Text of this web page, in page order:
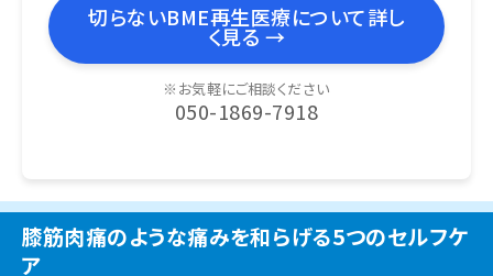
切らないBME再生医療について詳し
く見る →
※お気軽にご相談ください
050-1869-7918
膝筋肉痛のような痛みを和らげる5つのセルフケ
ア